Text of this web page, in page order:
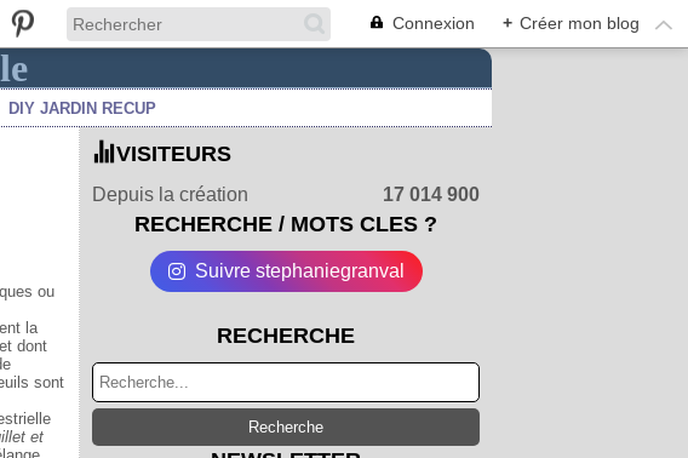
Connexion + Créer mon blog
DIY JARDIN RECUP
ou
la
dont
sont
et
VISITEURS
Depuis la création 17 014 900
RECHERCHE / MOTS CLES ?
Suivre stephaniegranval
RECHERCHE